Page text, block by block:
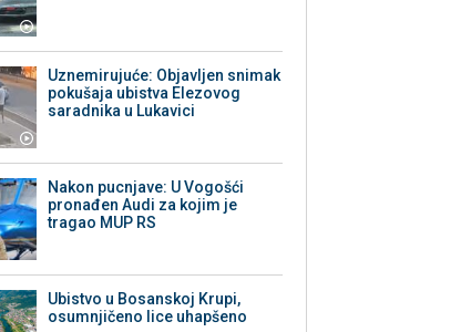
Uznemirujuće: Objavljen snimak
pokušaja ubistva Elezovog
saradnika u Lukavici
Nakon pucnjave: U Vogošći
pronađen Audi za kojim je
tragao MUP RS
Ubistvo u Bosanskoj Krupi,
osumnjičeno lice uhapšeno